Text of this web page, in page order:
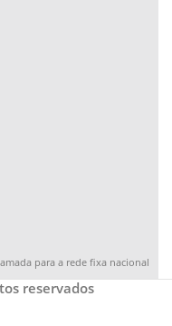
para a rede fixa nacional
reservados